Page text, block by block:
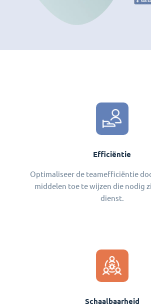
Efficiëntie
Optimaliseer de teamefficiëntie
middelen toe te wijzen die nodig
dienst.
Schaalbaarheid